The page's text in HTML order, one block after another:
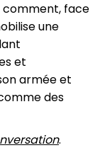
face
une
et
armée et
des
.